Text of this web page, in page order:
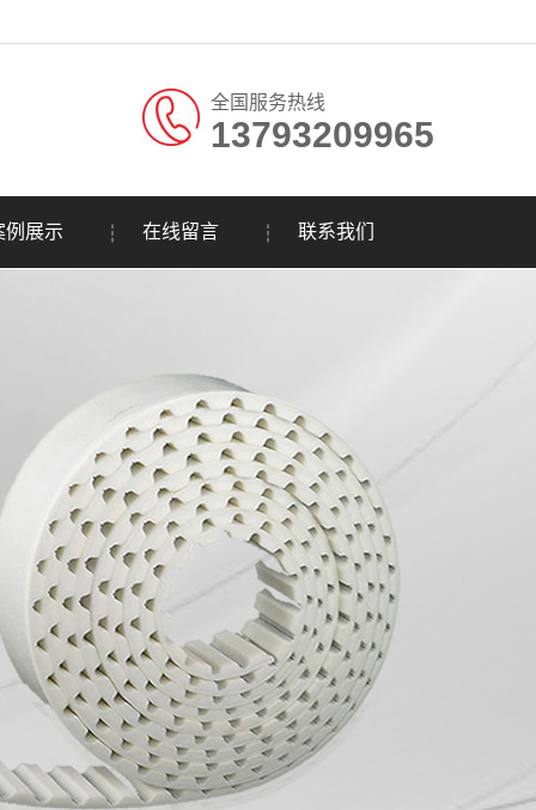
全国服务热线
13793209965
例展示 在线留言 联系我们